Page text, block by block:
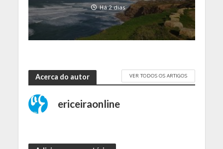
Há 2 dias
Acerca do autor VER TODOS OS ARTIGOS
ericeiraonline